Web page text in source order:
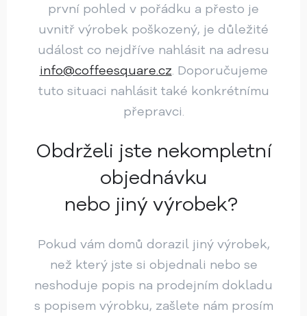
první pohled v pořádku a přesto je
uvnitř výrobek poškozený, je důležité
událost co nejdříve nahlásit na adresu
info@coffeesquare.cz. Doporučujeme
tuto situaci nahlásit také konkrétnímu
přepravci.
Obdrželi jste nekompletní
objednávku
nebo jiný výrobek?
Pokud vám domů dorazil jiný výrobek,
než který jste si objednali nebo se
neshoduje popis na prodejním dokladu
s popisem výrobku, zašlete nám prosím